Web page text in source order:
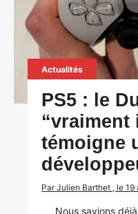
Actualités
PS5 : le
“vraiment
témoigne
Par Julien Barthet , le 19
Nous savions